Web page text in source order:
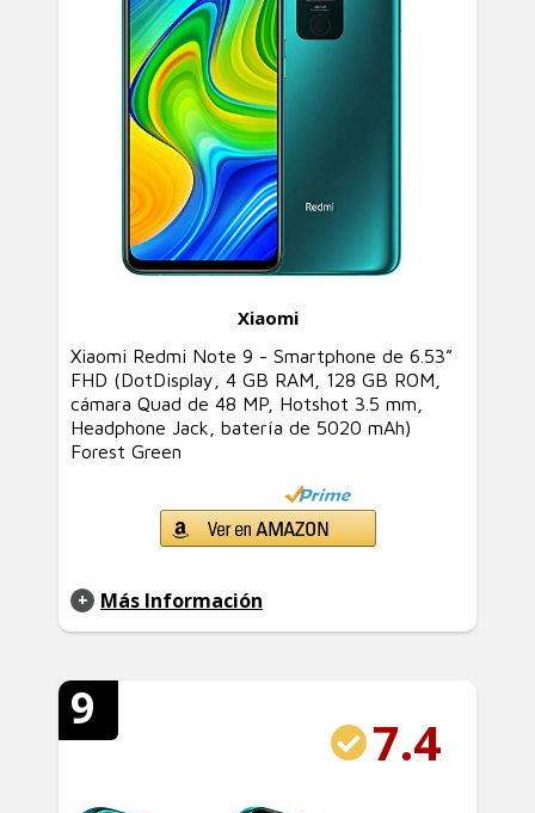
Xiaomi
Xiaomi Redmi Note 9 - Smartphone de 6.53”
FHD (DotDisplay, 4 GB RAM, 128 GB ROM,
cámara Quad de 48 MP, Hotshot 3.5 mm,
Headphone Jack, batería de 5020 mAh)
Forest Green
Más Información
9
7.4